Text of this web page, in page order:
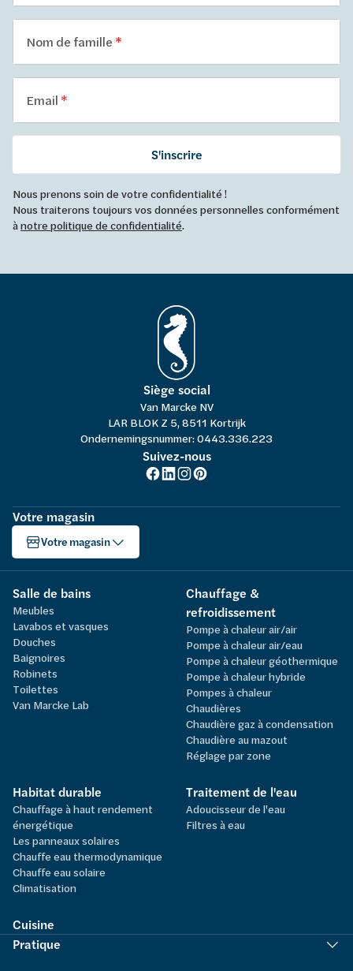
Nom de famille
Email
S'inscrire
Nous prenons soin de votre confidentialité !
Nous traiterons toujours vos données personnelles conformément
ànotre politique de confidentialité.
Siège social
Van Marcke NV
LAR BLOK Z 5, 8511 Kortrijk
Ondernemingsnummer: 0443.336.223
Suivez-nous
Votre magasin
Votre magasin
Salle de bains
Meubles
Lavabos et vasques
Douches
Baignoires
Robinets
Toilettes
Van Marcke Lab
Chauffage &
refroidissement
Pompe à chaleur air/air
Pompe à chaleur air/eau
Pompe à chaleur géothermique
Pompe à chaleur hybride
Pompes à chaleur
Chaudières
Chaudière gaz à condensation
Chaudière au mazout
Réglage par zone
Habitat durable
Chauffage à haut rendement
énergétique
Les panneaux solaires
Chauffe eau thermodynamique
Chauffe eau solaire
Climatisation
Traitement de l'eau
Adoucisseur de l'eau
Filtres à eau
Cuisine
Pratique